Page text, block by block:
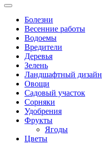
Болезни
Весенние работы
Водоемы
Вредители
Деревья
Зелень
Ландшафтный дизайн
Овощи
Садовый участок
Сорняки
Удобрения
Фрукты
Ягоды
Цветы